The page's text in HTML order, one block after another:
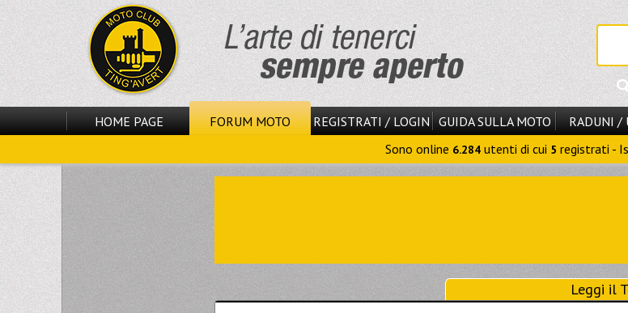
HOME PAGE FORUM MOTO REGISTRATI / LOGIN GUIDA SULLA MOTO RADUNI /
Sono online 6.284 utenti di cui 5 registrati -
Leggi il